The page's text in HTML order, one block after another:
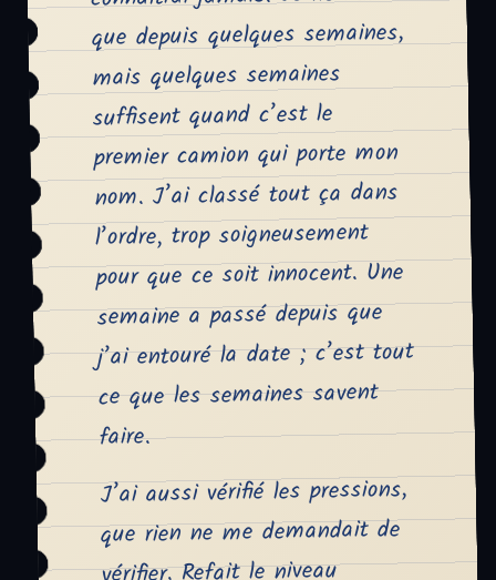
que depuis quelques semaines,
mais quelques semaines
suffisent quand c’est le
premier camion qui porte mon
nom. J’ai classé tout ça dans
l’ordre, trop soigneusement
pour que ce soit innocent. Une
semaine a passé depuis que
j’ai entouré la date ; c’est tout
ce que les semaines savent
faire.
J’ai aussi vérifié les pressions,
que rien ne me demandait de